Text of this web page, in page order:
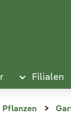
Filialen
Pflanzen